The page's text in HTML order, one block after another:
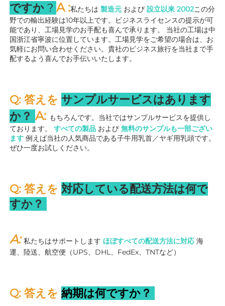
ですか ? A :私たちは 製造元 および 設立以来 2002この分
野での輸出経験は10年以上です。ビジネスライセンスの提示が可
能であり、工場見学のお手配も喜んで承ります。 当社の工場は中
国浙江省寧波に位置しています。工場見学をご希望の場合は、お
気軽にお問い合わせください。貴社のビジネス旅行を当社まで手
配するよう喜んでお手伝いいたします。
Q: 答えを サンプルサービスはあります
か？ A: もちろんです。当社ではサンプルサービスを提供し
ております。 すべての製品 および 無料のサンプルも一部ござい
ます 例えば当社の人気商品である子牛用乳首／ヤギ用乳頭です。
ぜひ一度お試しください。
Q: 答えを 対応している配送方法は何で
すか？
A: 私たちはサポートします ほぼすべての配送方法に対応 海
運、陸送、航空便（UPS、DHL、FedEx、TNTなど）
Q: 答えを 納期は何ですか？